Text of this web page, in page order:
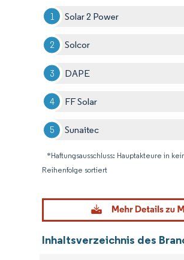
Solar 2 Power
Solcor
DAPE
FF Solar
Sunaitec
*Haftungsausschluss: Hauptakteure in
Reihenfolge sortiert
Inhaltsverzeichnis des